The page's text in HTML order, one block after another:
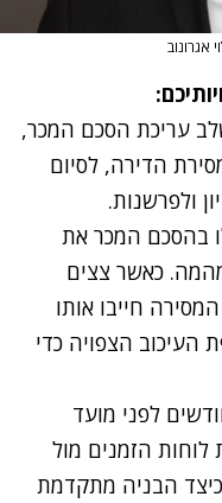
אגרונוב
עריכת הסכם המכר,
הדירה, לסיום
ולפרשנות.
בהסכם המכר את
כאשר צצים
חייבו אותו
העיכוב הצפויה כדי
לפני מועד
לוחות הזמנים מול
כיצד הבניה מתקדמת